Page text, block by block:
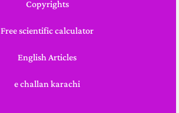
Copyrights
Free scientific calculator
English Articles
e challan karachi